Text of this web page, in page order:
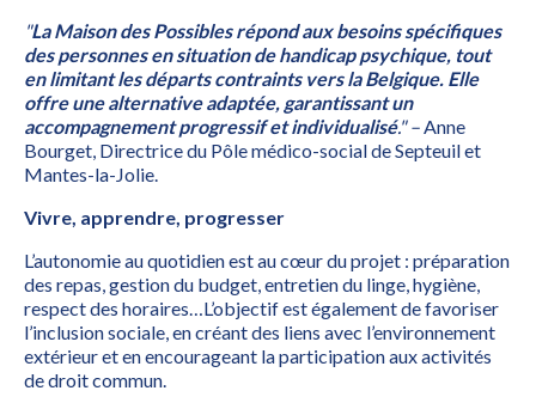
"La Maison des Possibles répond aux besoins spécifiques
des personnes en situation de handicap psychique, tout
en limitant les départs contraints vers la Belgique. Elle
offre une alternative adaptée, garantissant un
accompagnement progressif et individualisé." – Anne
Bourget, Directrice du Pôle médico-social de Septeuil et
Mantes-la-Jolie.
Vivre, apprendre, progresser
L’autonomie au quotidien est au cœur du projet : préparation
des repas, gestion du budget, entretien du linge, hygiène,
respect des horaires…L’objectif est également de favoriser
l’inclusion sociale, en créant des liens avec l’environnement
extérieur et en encourageant la participation aux activités
de droit commun.